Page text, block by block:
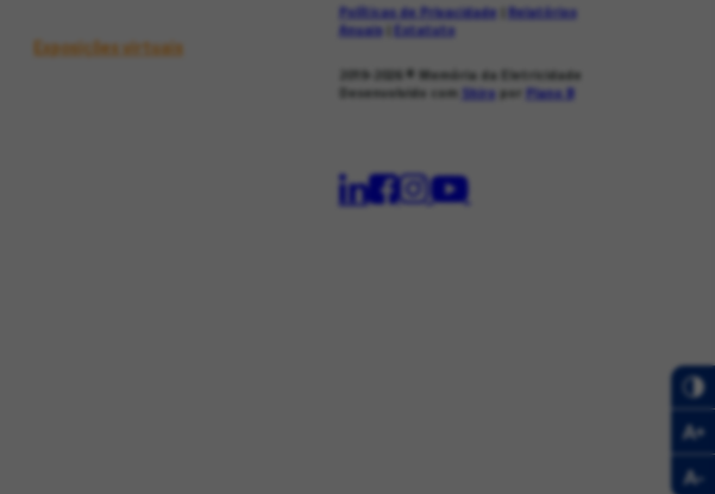
Exposições virtuais
Políticas de Privacidade Relatórios
Anuais
Estatuto
2019-2026© Memória da Eletricidade
Desenvolvido com Shiro por Plano B